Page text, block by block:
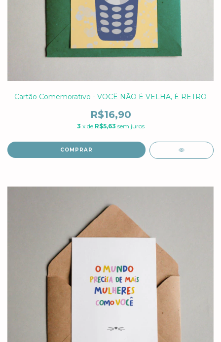
Cartão Comemorativo - VOCÊ NÃO É VELHA, É RETRO
R$16,90
3 x de R$5,63 sem juros